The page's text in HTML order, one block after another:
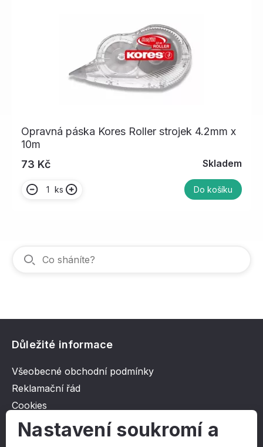
Opravná páska Kores Roller strojek 4.2mm x
10m
73 Kč
Skladem
ks Do košíku
Důležité informace
Všeobecné obchodní podmínky
Reklamační řád
Cookies
Ochrana osobních údajů
Nastavení soukromí a